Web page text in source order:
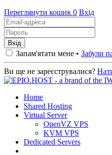
Переглянути кошик 0 Вхід
Запам'ятати мене • Забули
Ви ще не зареєструвалися?
Home
Shared Hosting
Virtual Server
OpenVZ VPS
KVM VPS
Dedicated Servers